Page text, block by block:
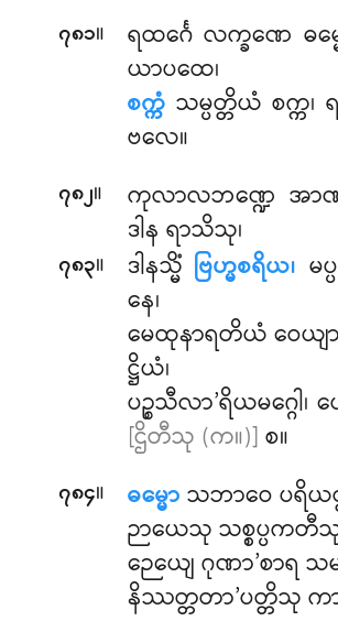
၇၈၁။
ရထင်္ဂေ လက္ခဏေ ဓမ္မ
ယာပထေ၊
စက္ကံ သမ္ပတ္တိယံ စက္က
ဗလေ။
၇၈၂။
ကုလာလဘဏ္ဍေ အာ
ဒါန ရာသိသု၊
၇၈၃။ ဒါနသ္မိံဗြဟ္မစရိယ၊ မ
နေ၊
မေထုနာရတိယံ ဝေယျာ
ဋ္ဌိယံ၊
ပဉ္စသီလာ’ရိယမဂ္ဂေါ
[ဌိတီသု (က။)]စ။
၇၈၄။ ဓမ္မောသဘာဝေ ပရိယ
ဉာယေသု သစ္စပ္ပကတီ
ဉေယျေ ဂုဏာ’စာရ သ
နိဿတ္တတာ’ပတ္တိသု က